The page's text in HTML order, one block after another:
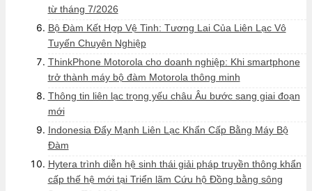
từ tháng 7/2026
Bộ Đàm Kết Hợp Vệ Tinh: Tương Lai Của Liên Lạc Vô
Tuyến Chuyên Nghiệp
ThinkPhone Motorola cho doanh nghiệp: Khi smartphone
trở thành máy bộ đàm Motorola thông minh
Thông tin liên lạc trọng yếu châu Âu bước sang giai đoạn
mới
Indonesia Đẩy Mạnh Liên Lạc Khẩn Cấp Bằng Máy Bộ
Đàm
Hytera trình diễn hệ sinh thái giải pháp truyền thông khẩn
cấp thế hệ mới tại Triển lãm Cứu hộ Đồng bằng sông